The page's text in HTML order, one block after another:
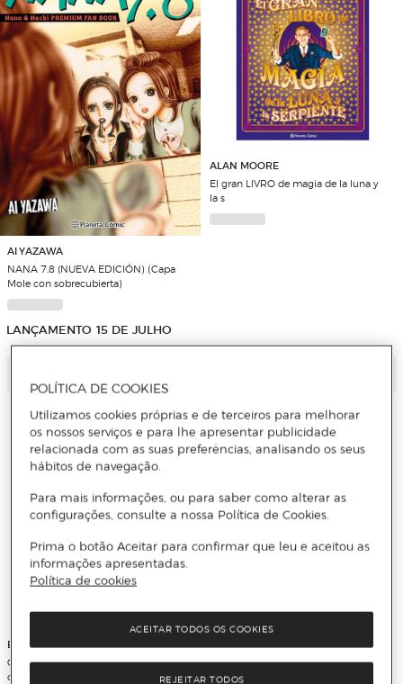
AI YAZAWA
NANA 7.8 (NUEVA EDICIÓN) (Capa
Mole con sobrecubierta)
LANÇAMENTO 15 DE JULHO
ALAN MOORE
El gran LIVRO de magia de la luna y
la s
EIICHIRO ODA
ONE PIECE Nº 14 (3 EN 1) (Capa Mole
con Lapelas)
CREEPY Nº 24/29 (Capa Dura)
POLÍTICA DE COOKIES
Utilizamos cookies próprias e de terceiros para melhorar
os nossos serviços e para lhe apresentar publicidade
relacionada com as suas preferências, analisando os seus
hábitos de navegação.
Para mais informações, ou para saber como alterar as
configurações, consulte a nossa Política de Cookies.
Prima o botão Aceitar para confirmar que leu e aceitou as
informações apresentadas.
Política de cookies
REJEITAR TODOS
ACEITAR TODOS OS COOKIES